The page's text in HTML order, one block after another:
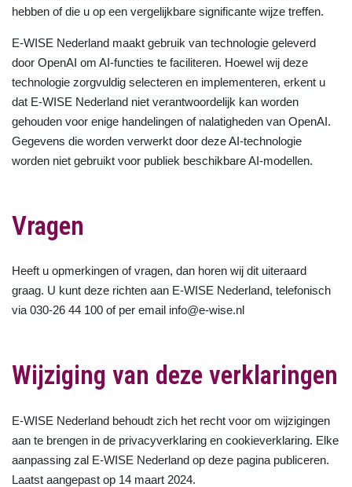
hebben of die u op een vergelijkbare significante wijze treffen.
E-WISE Nederland maakt gebruik van technologie geleverd
door OpenAI om AI-functies te faciliteren. Hoewel wij deze
technologie zorgvuldig selecteren en implementeren, erkent u
dat E-WISE Nederland niet verantwoordelijk kan worden
gehouden voor enige handelingen of nalatigheden van OpenAI.
Gegevens die worden verwerkt door deze AI-technologie
worden niet gebruikt voor publiek beschikbare AI-modellen.
Vragen
Heeft u opmerkingen of vragen, dan horen wij dit uiteraard
graag. U kunt deze richten aan E-WISE Nederland, telefonisch
via 030-26 44 100 of per email info@e-wise.nl
Wijziging van deze verklaringen
E-WISE Nederland behoudt zich het recht voor om wijzigingen
aan te brengen in de privacyverklaring en cookieverklaring. Elke
aanpassing zal E-WISE Nederland op deze pagina publiceren.
Laatst aangepast op 14 maart 2024.